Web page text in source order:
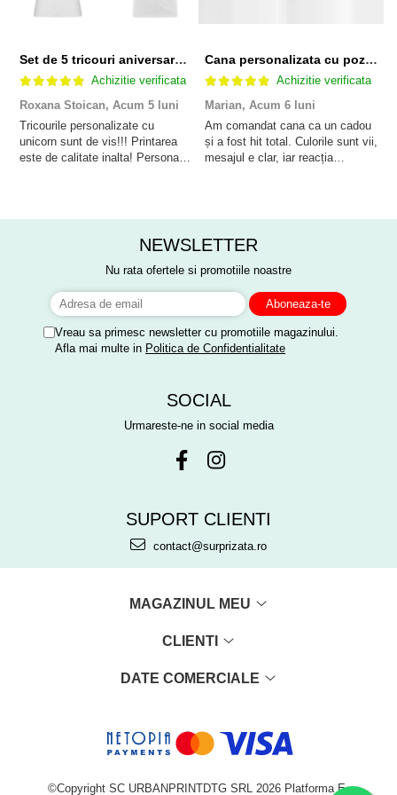
Set de 5 tricouri aniversare pentru nasi, parinti si copil, personalizate cu nume, varsta si mesaj "Motivul fericirii lor" model Unicorn
Achizitie verificata
Roxana Stoican, Acum 5 luni
Tricourile personalizate cu
unicorn sunt de vis!!! Printarea
este de calitate inalta! Personalul
anisor!
Cana personalizata cu poza si model Pensionare
Achizitie verificata
Marian, Acum 6 luni
Am comandat cana ca un cadou
și a fost hit total. Culorile sunt vii,
mesajul e clar, iar reacția
NEWSLETTER
Nu rata ofertele si promotiile noastre
Vreau sa primesc newsletter cu promotiile magazinului.
Afla mai multe in Politica de Confidentialitate
SOCIAL
Urmareste-ne in social media
SUPORT CLIENTI
contact@surprizata.ro
MAGAZINUL MEU
CLIENTI
DATE COMERCIALE
©Copyright SC URBANPRINTDTG SRL 2026 Platforma E-